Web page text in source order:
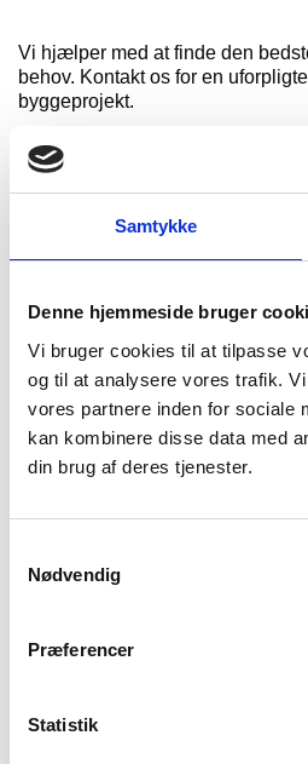
Samtykke
Denne hjemmeside bruger
Vi bruger cookies til at tilpasse
og til at analysere vores trafik.
vores partnere inden for sociale
kan kombinere disse data med
din brug af deres tjenester.
Nødvendig
Præferencer
Statistik
Vi hjælper med at finde den
behov. Kontakt os for en
byggeprojekt.
Udfyld formularen her, eller
Vi ser frem til at hjælpe dig med
Kontakt os direkte på:
Fornavn(Påkrævet)
Efternavn (Påkrævet)